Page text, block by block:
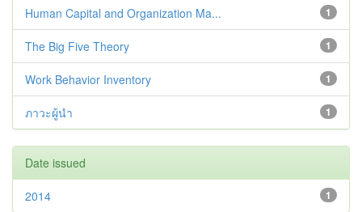
1
Human Capital and Organization Ma...
1
The Big Five Theory
1
Work Behavior Inventory
1
ภาวะผู้นำ
Date issued
1
2014